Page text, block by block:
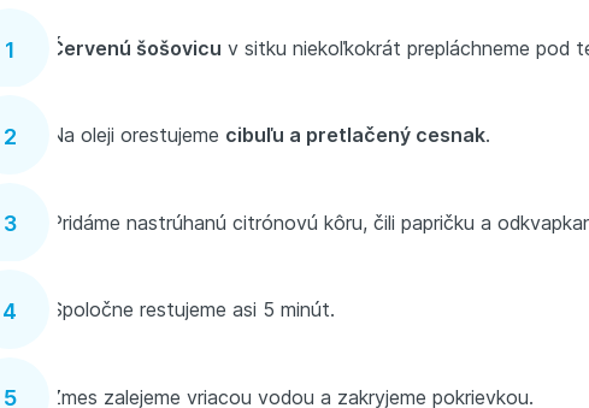
Červenú šošovicu v sitku niekoľkokrát prepláchneme pod
Na oleji orestujeme cibuľu a pretlačený cesnak.
Pridáme nastrúhanú citrónovú kôru, čili papričku a
Spoločne restujeme asi 5 minút.
Zmes zalejeme vriacou vodou a zakryjeme pokrievkou.